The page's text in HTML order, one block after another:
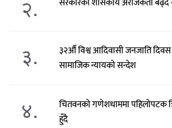
२.
३.
३२औँ विश्व आदिवासी जनजाति दिवस
सामाजिक न्यायको सन्देश
४.
चितवनको गणेशधाममा पहिलोपटक
हुँदै